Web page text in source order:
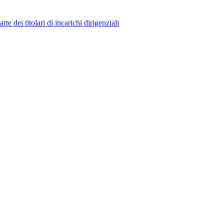
dei titolari di incarichi dirigenziali